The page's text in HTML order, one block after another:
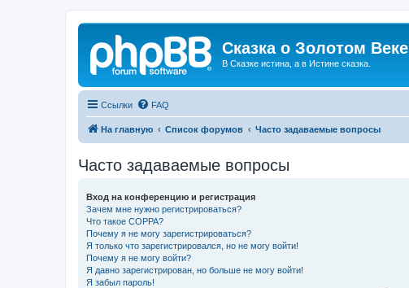
Сказка о Золотом Веке
В Сказке истина, а в Истине сказка.
Ссылки FAQ
На главную Список форумов Часто задаваемые вопросы
Часто задаваемые вопросы
Вход на конференцию и регистрация
Зачем мне нужно регистрироваться?
Что такое COPPA?
Почему я не могу зарегистрироваться?
Я только что зарегистрировался, но не могу войти!
Почему я не могу войти?
Я давно зарегистрирован, но больше не могу войти!
Я забыл пароль!